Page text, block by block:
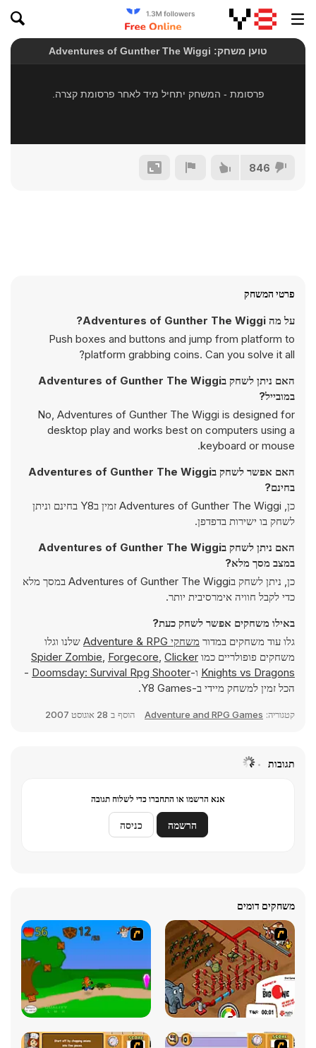
846
פרטי המשחק
על מה Adventures of Gunther The Wiggi?
Push boxes and buttons and jump from platform to
platform grabbing coins. Can you solve it all?
האם ניתן לשחק בAdventures of Gunther The Wiggi
במובייל?
No, Adventures of Gunther The Wiggi is designed for
desktop play and works best on computers using a
keyboard or mouse.
האם אפשר לשחק בAdventures of Gunther The Wiggi
בחינם?
כן, Adventures of Gunther The Wiggi זמין בY8 בחינם וניתן
לשחק בו ישירות בדפדפן.
האם ניתן לשחק בAdventures of Gunther The Wiggi
במצב מסך מלא?
כן, ניתן לשחק בAdventures of Gunther The Wiggi במסך מלא
כדי לקבל חוויה אימרסיבית יותר.
באילו משחקים אפשר לשחק כעת?
גלו עוד משחקים במדור משחקי Adventure & RPG
שלנו וגלו
משחקים פופולריים כמו
Spider Zombie, Forgecore, Clicker
Knights vs Dragons ו-Doomsday: Survival Rpg Shooter
-
הכל זמין למשחק מיידי ב-Y8 Games.
קטגוריה: Adventure and RPG Games הוסף ב 28 אוגוסט 2007
תגובות
אנא הרשמו או התחברו כדי לשלוח תגובה
הרשמה כניסה
משחקים דומים